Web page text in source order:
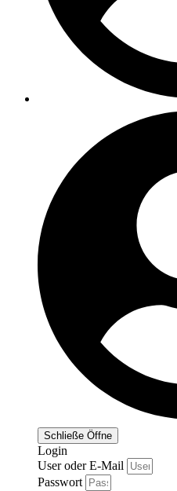
Schließe Öffne
Login
User oder E-Mail
Passwort